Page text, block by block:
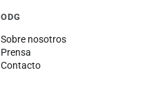
ODG
Sobre nosotros
Prensa
Contacto